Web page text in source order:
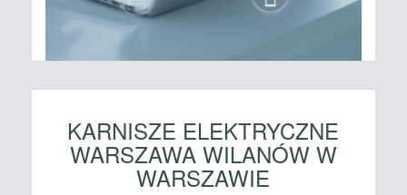
KARNISZE ELEKTRYCZNE
WARSZAWA WILANÓW W
WARSZAWIE